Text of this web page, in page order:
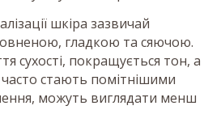
шкіра зазвичай
гладкою та сяючою.
сухості, покращується тон, а
часто стають помітнішими
можуть виглядати менш